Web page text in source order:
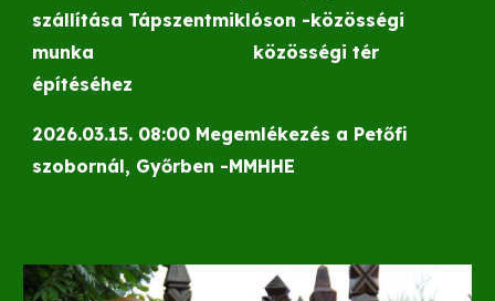
szállítása Tápszentmiklóson -közösségi
munka
közösségi tér
építéséhez
2026.03.15. 08:00 Megemlékezés a Petőfi
szobornál, Győrben -MMHHE